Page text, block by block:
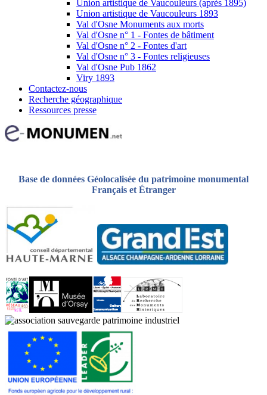
Union artistique de Vaucouleurs (après 1895)
Union artistique de Vaucouleurs 1893
Val d'Osne Monuments aux morts
Val d'Osne n° 1 - Fontes de bâtiment
Val d'Osne n° 2 - Fontes d'art
Val d'Osne n° 3 - Fontes religieuses
Val d'Osne Pub 1862
Viry 1893
Contactez-nous
Recherche géographique
Ressources presse
Base de données Géolocalisée du patrimoine monumental
Français et Étranger